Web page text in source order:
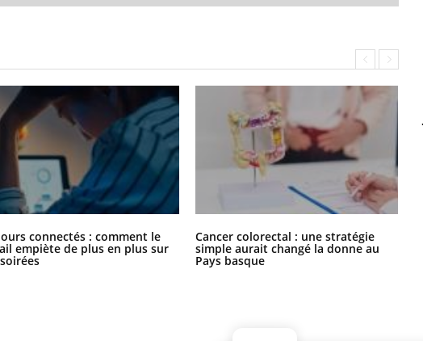
connectés : comment le
empiète de plus en plus sur
Cancer colorectal : une stratégie
simple aurait changé la donne au
Pays basque